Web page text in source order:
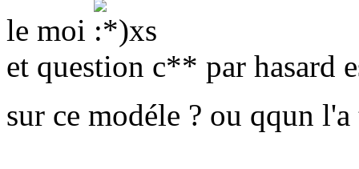
le moi
et question c** par hasard
sur ce modéle ? ou qqun